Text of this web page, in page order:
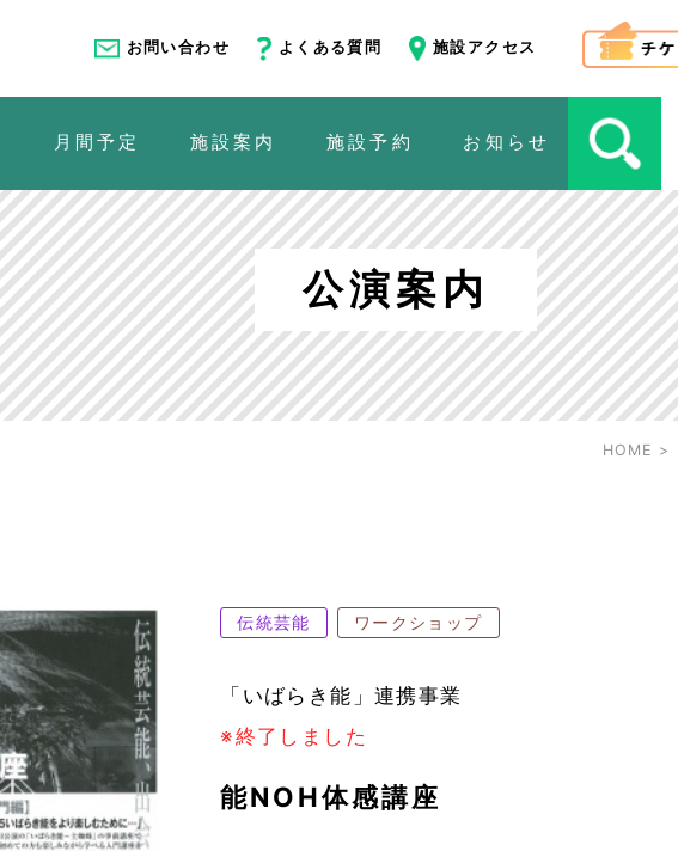
お問い合わせ よくある質問 施設アクセス
月間予定 施設案内 施設予約 お知らせ
公演案内
HOME
伝統芸能 ワークショップ
「いばらき能」連携事業
※終了しました
能NOH体感講座